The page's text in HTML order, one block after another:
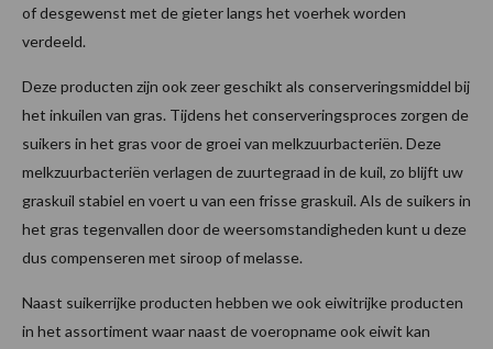
of desgewenst met de gieter langs het voerhek worden
verdeeld.
Deze producten zijn ook zeer geschikt als conserveringsmiddel bij
het inkuilen van gras. Tijdens het conserveringsproces zorgen de
suikers in het gras voor de groei van melkzuurbacteriën. Deze
melkzuurbacteriën verlagen de zuurtegraad in de kuil, zo blijft uw
graskuil stabiel en voert u van een frisse graskuil. Als de suikers in
het gras tegenvallen door de weersomstandigheden kunt u deze
dus compenseren met siroop of melasse.
Naast suikerrijke producten hebben we ook eiwitrijke producten
in het assortiment waar naast de voeropname ook eiwit kan